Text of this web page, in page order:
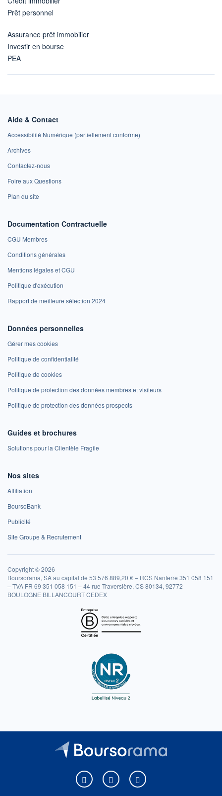
Prêt personnel
Assurance prêt immobilier
Investir en bourse
PEA
Aide & Contact
Accessibilité Numérique (partiellement conforme)
Archives
Contactez-nous
Foire aux Questions
Plan du site
Documentation Contractuelle
CGU Membres
Conditions générales
Mentions légales et CGU
Politique d'exécution
Rapport de meilleure sélection 2024
Données personnelles
Gérer mes cookies
Politique de confidentialité
Politique de cookies
Politique de protection des données membres et visiteurs
Politique de protection des données prospects
Guides et brochures
Solutions pour la Clientèle Fragile
Nos sites
Affiliation
BoursoBank
Publicité
Site Groupe & Recrutement
Copyright © 2026
Boursorama, SA au capital de 53 576 889,20 € – RCS Nanterre 351 058 151
– TVA FR 69 351 058 151 – 44 rue Traversière, CS 80134, 92772
BOULOGNE BILLANCOURT CEDEX
Boursorama sur Facebook
Boursorama sur XBoursorama sur